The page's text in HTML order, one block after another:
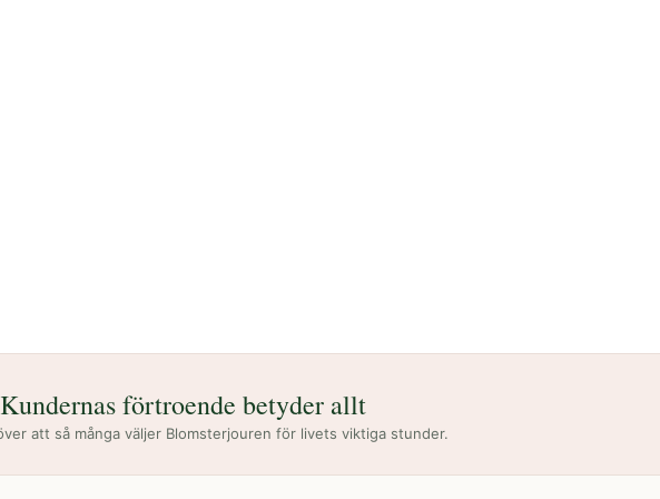
Kundernas förtroende betyder allt
att så många väljer Blomsterjouren för livets viktiga stunder.